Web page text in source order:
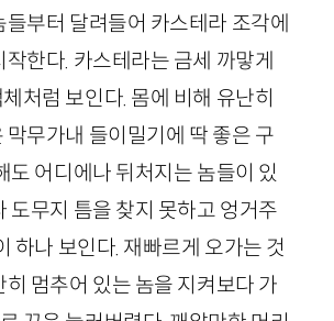
들부터 달려들어 카스테라 조각에
작한다. 카스테라는 금세 까맣게
처럼 보인다. 몸에 비해 유난히
막무가내 들이밀기에 딱 좋은 구
도 어디에나 뒤처지는 놈들이 있
도무지 틈을 찾지 못하고 엉거주
하나 보인다. 재빠르게 오가는 것
히 멈추어 있는 놈을 지켜보다 가